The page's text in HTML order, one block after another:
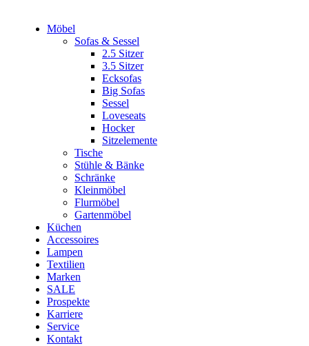
Möbel
Sofas & Sessel
2.5 Sitzer
3.5 Sitzer
Ecksofas
Big Sofas
Sessel
Loveseats
Hocker
Sitzelemente
Tische
Stühle & Bänke
Schränke
Kleinmöbel
Flurmöbel
Gartenmöbel
Küchen
Accessoires
Lampen
Textilien
Marken
SALE
Prospekte
Karriere
Service
Kontakt